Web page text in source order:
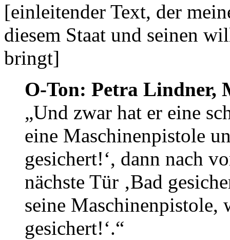
[einleitender Text, der
diesem Staat und seinen
bringt]
O-Ton: Petra Lindner,
„Und zwar hat er eine
eine Maschinenpistole
gesichert!‘, dann nach
nächste Tür ‚Bad
seine Maschinenpistole,
gesichert!‘.“